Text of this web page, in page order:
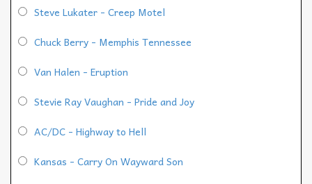
Steve Lukater - Creep Motel
Chuck Berry - Memphis Tennessee
Van Halen - Eruption
Stevie Ray Vaughan - Pride and Joy
AC/DC - Highway to Hell
Kansas - Carry On Wayward Son